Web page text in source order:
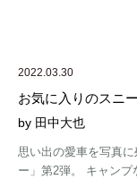
2022.03.30
お気に入りのスニ
by 田中大也
思い出の愛車を写真に
ー」第2弾。 キャン